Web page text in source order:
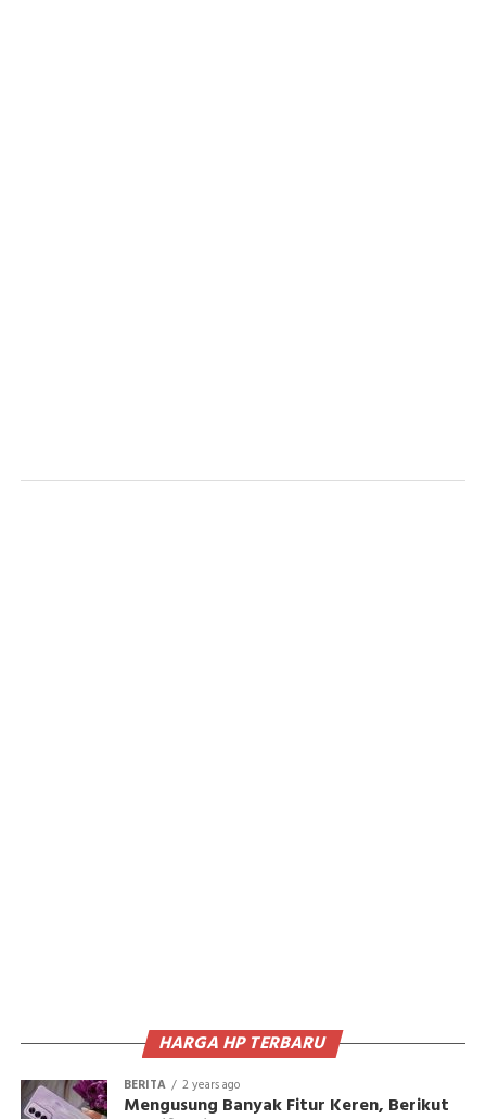
HARGA HP TERBARU
BERITA 2 years ago
Mengusung Banyak Fitur Keren, Berikut